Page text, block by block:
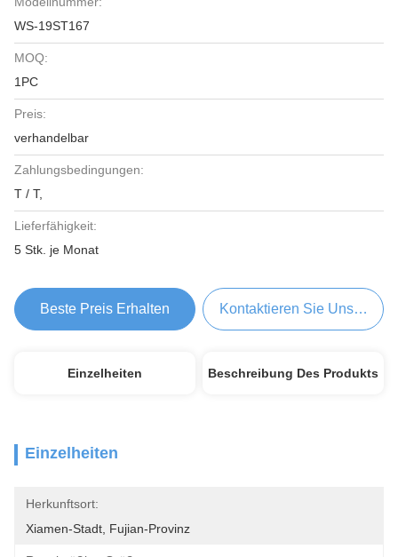
WS-19ST167
MOQ:
1PC
Preis:
verhandelbar
Zahlungsbedingungen:
T / T,
Lieferfähigkeit:
5 Stk. je Monat
Beste Preis Erhalten Kontaktieren Sie Uns Jetzt
Einzelheiten Beschreibung Des Produkts
Einzelheiten
Herkunftsort:
Xiamen-Stadt, Fujian-Provinz